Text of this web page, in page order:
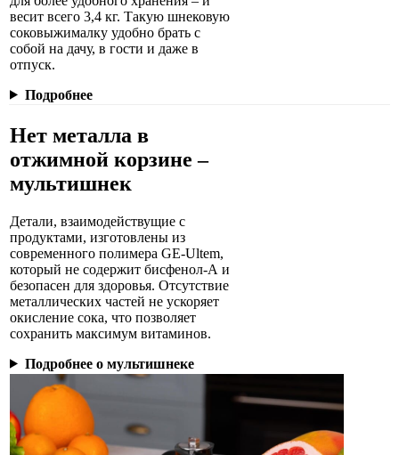
весит всего 3,4 кг. Такую шнековую
соковыжималку удобно брать с
собой на дачу, в гости и даже в
отпуск.
Подробнее
Нет металла в
отжимной корзине –
мультишнек
Детали, взаимодействущие с
продуктами, изготовлены из
современного полимера GE-Ultem,
который не содержит бисфенол-А и
безопасен для здоровья. Отсутствие
металлических частей не ускоряет
окисление сока, что позволяет
сохранить максимум витаминов.
Подробнее о мультишнеке